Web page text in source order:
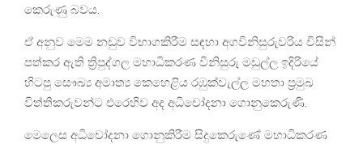
කෙරුණු බවය.
ඒ අනුව මෙම නඩුව විභාගකිරීම සඳහා අගවිනිසුරුවරිය විසින්
පත්කර ඇති ත්‍රිපුද්ගල මහාධිකරණ විනිසුරු මඩුල්ල ඉදිරියේ
හිටපු සෞඛ්‍ය අමාත්‍ය කෙහෙළිය රඹුක්වැල්ල මහතා ප්‍රමුඛ
විත්තිකරුවන්ට එරෙහිව අද අධිචෝදනා ගොනුකෙරුණි.
මෙලෙස අධිචෝදනා ගොනුකිරීම සිදුකෙරුණේ මහාධිකරණ